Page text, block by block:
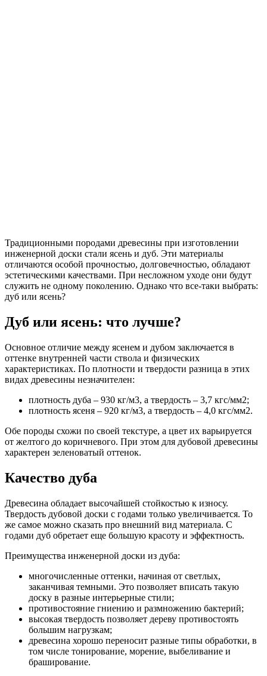
Традиционными породами древесины при изготовлении
инженерной доски стали ясень и дуб. Эти материалы
отличаются особой прочностью, долговечностью, обладают
эстетическими качествами. При несложном уходе они будут
служить не одному поколению. Однако что все-таки выбрать:
дуб или ясень?
Дуб или ясень: что лучше?
Основное отличие между ясенем и дубом заключается в
оттенке внутренней части ствола и физических
характеристиках. По плотности и твердости разница в этих
видах древесины незначителен:
плотность дуба – 930 кг/м3, а твердость – 3,7 кгс/мм2;
плотность ясеня – 920 кг/м3, а твердость – 4,0 кгс/мм2.
Обе породы схожи по своей текстуре, а цвет их варьируется
от желтого до коричневого. При этом для дубовой древесины
характерен зеленоватый оттенок.
Качество дуба
Древесина обладает высочайшей стойкостью к износу.
Твердость дубовой доски с годами только увеличивается. То
же самое можно сказать про внешний вид материала. С
годами дуб обретает еще большую красоту и эффектность.
Преимущества инженерной доски из дуба:
многочисленные оттенки, начиная от светлых,
заканчивая темными. Это позволяет вписать такую
доску в разные интерьерные стили;
противостояние гниению и размножению бактерий;
высокая твердость позволяет дереву противостоять
большим нагрузкам;
древесина хорошо переносит разные типы обработки, в
том числе тонирование, морение, выбеливание и
браширование.